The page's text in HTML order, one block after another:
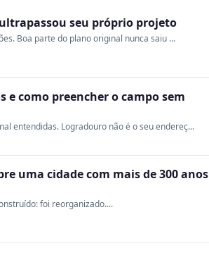
seu próprio projeto
Boa parte do plano original nunca saiu ...
e como preencher o campo sem
entendidas. Logradouro não é o seu endereç...
uma cidade com mais de 300 anos
foi reorganizado....